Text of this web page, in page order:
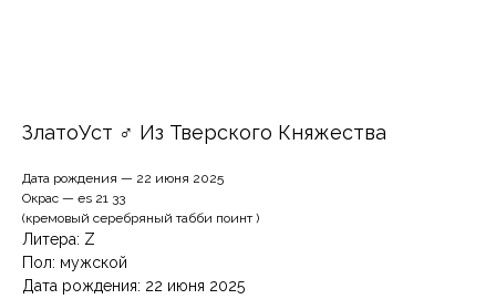
ЗлатоУст ♂ Из Тверского Княжества
Дата рождения — 22 июня 2025
Окрас — es 21 33
(кремовый серебряный табби поинт )
Литера: Z
Пол: мужской
Дата рождения: 22 июня 2025